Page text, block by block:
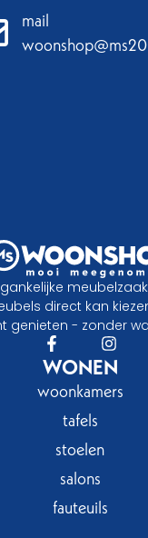
direct kan
genieten - zonder
WONEN
woonkamers
tafels
stoelen
salons
fauteuils
mail